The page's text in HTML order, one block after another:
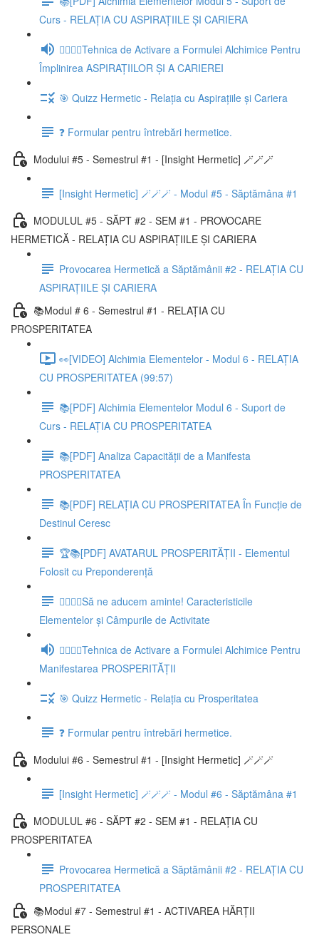
Curs - RELAȚIA CU ASPIRAȚIILE ȘI CARIERA
🧘‍♂️🧘‍♀️Tehnica de Activare a Formulei Alchimice Pentru
Împlinirea ASPIRAȚIILOR ȘI A CARIEREI
🎯 Quizz Hermetic - Relația cu Aspirațiile și Cariera
❓ Formular pentru întrebări hermetice.
Modului #5 - Semestrul #1 - [Insight Hermetic] 🪄🪄🪄
[Insight Hermetic] 🪄🪄🪄 - Modul #5 - Săptămâna #1
MODULUL #5 - SĂPT #2 - SEM #1 - PROVOCARE
HERMETICĂ - RELAȚIA CU ASPIRAȚIILE ȘI CARIERA
Provocarea Hermetică a Săptămânii #2 - RELAȚIA CU
ASPIRAȚIILE ȘI CARIERA
📚Modul # 6 - Semestrul #1 - RELAȚIA CU
PROSPERITATEA
👀[VIDEO] Alchimia Elementelor - Modul 6 - RELAȚIA
CU PROSPERITATEA (99:57)
📚[PDF] Alchimia Elementelor Modul 6 - Suport de
Curs - RELAȚIA CU PROSPERITATEA
📚[PDF] Analiza Capacității de a Manifesta
PROSPERITATEA
📚[PDF] RELAȚIA CU PROSPERITATEA În Funcție de
Destinul Ceresc
🏆📚[PDF] AVATARUL PROSPERITĂȚII - Elementul
Folosit cu Preponderență
👩‍⚖️👨‍⚖️Să ne aducem aminte! Caracteristicile
Elementelor și Câmpurile de Activitate
🧘‍♂️🧘‍♀️Tehnica de Activare a Formulei Alchimice Pentru
Manifestarea PROSPERITĂȚII
🎯 Quizz Hermetic - Relația cu Prosperitatea
❓ Formular pentru întrebări hermetice.
Modului #6 - Semestrul #1 - [Insight Hermetic] 🪄🪄🪄
[Insight Hermetic] 🪄🪄🪄 - Modul #6 - Săptămâna #1
MODULUL #6 - SĂPT #2 - SEM #1 - RELAȚIA CU
PROSPERITATEA
Provocarea Hermetică a Săptămânii #2 - RELAȚIA CU
PROSPERITATEA
📚Modul #7 - Semestrul #1 - ACTIVAREA HĂRȚII
PERSONALE